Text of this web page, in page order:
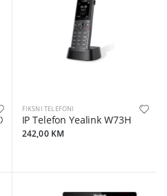
TGC210FXB Crni
FIKSNI TELEFONI
IP Telefon Yealink W73H
242,00 KM